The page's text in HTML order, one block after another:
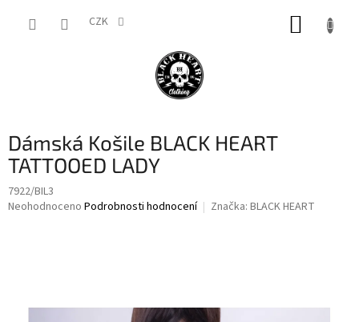
CZK
Dámská Košile BLACK HEART
TATTOOED LADY
7922/BIL3
Průměrné
hvězdiček.
Neohodnoceno Podrobnosti hodnocení Značka: BLACK HEART